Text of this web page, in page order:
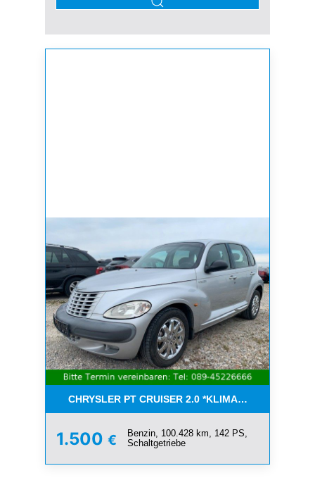
CHRYSLER PT CRUISER 2.0
1.500 €
Benzin, 100.428 km, 142 PS,
Schaltgetriebe